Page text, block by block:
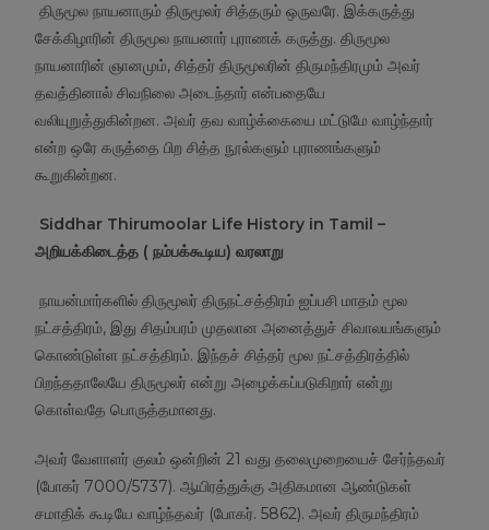
திருமூல நாயனாரும் திருமூலர் சித்தரும் ஒருவரே. இக்கருத்து
சேக்கிழாரின் திருமூல நாயனார் புராணக் கருத்து. திருமூல
நாயனாரின் ஞானமும், சித்தர் திருமூலரின் திருமந்திரமும் அவர்
தவத்தினால் சிவநிலை அடைந்தார் என்பதையே
வலியுறுத்துகின்றன. அவர் தவ வாழ்க்கையை மட்டுமே வாழ்ந்தார்
என்ற ஒரே கருத்தை பிற சித்த நூல்களும் புராணங்களும்
கூறுகின்றன.
Siddhar Thirumoolar Life History in Tamil –
அறியக்கிடைத்த ( நம்பக்கூடிய) வரலாறு
நாயன்மார்களில் திருமூலர் திருநட்சத்திரம் ஐப்பசி மாதம் மூல
நட்சத்திரம், இது சிதம்பரம் முதலான அனைத்துச் சிவாலயங்களும்
கொண்டுள்ள நட்சத்திரம். இந்தச் சித்தர் மூல நட்சத்திரத்தில்
பிறந்ததாலேயே திருமூலர் என்று அழைக்கப்படுகிறார் என்று
கொள்வதே பொருத்தமானது.
அவர் வேளாளர் குலம் ஒன்றின் 21 வது தலைமுறையைச் சேர்ந்தவர்
(போகர் 7000/5737). ஆயிரத்துக்கு அதிகமான ஆண்டுகள்
சமாதிக் கூடியே வாழ்ந்தவர் (போகர். 5862). அவர் திருமந்திரம்